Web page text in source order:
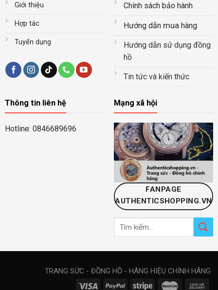
Giới thiệu
Hợp tác
Tuyển dụng
Chính sách bảo hành
Hướng dẫn mua hàng
Hướng dẫn sử dụng đồng
hồ
Tin tức và kiến thức
Thông tin liên hệ
Hotline: 0846689696
Mạng xã hội
FANPAGE
AUTHENTICSHOPPING.VN
Tìm
TRANG SỨC - ĐỒNG HỒ - HÀNG HIỆU CHÍNH HÃNG